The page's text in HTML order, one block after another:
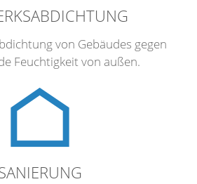
von Gebäudes gegen
Feuchtigkeit von außen.